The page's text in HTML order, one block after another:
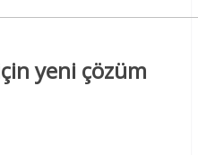
yeni çözüm